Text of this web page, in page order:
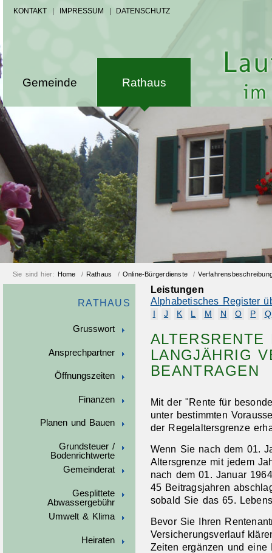
KONTAKT IMPRESSUM DATENSCHUTZ
Gemeinde Rathaus
Sie sind hier: Home / Rathaus / Online-Bürgerdienste /
RATHAUS
Grusswort
Ansprechpartner
Öffnungszeiten
Finanzen
Planen und Bauen
Grundsteuer /
Bodenrichtwerte
Gemeinderat
Gesplittete
Abwassergebühr
Umwelt & Klima
Heiraten
Leistungen
Alphabetisches Register
J K L M N O P Q
LANGJÄHRIG
BEANTRAGEN
Mit der "Rente für
unter bestimmten
der Regelaltersgrenze
Wenn Sie nach dem 01.
Altersgrenze mit jedem
nach dem 01. Januar
45 Beitragsjahren
sobald Sie das 65.
Bevor Sie Ihren
Versicherungsverlauf
Zeiten ergänzen und eine